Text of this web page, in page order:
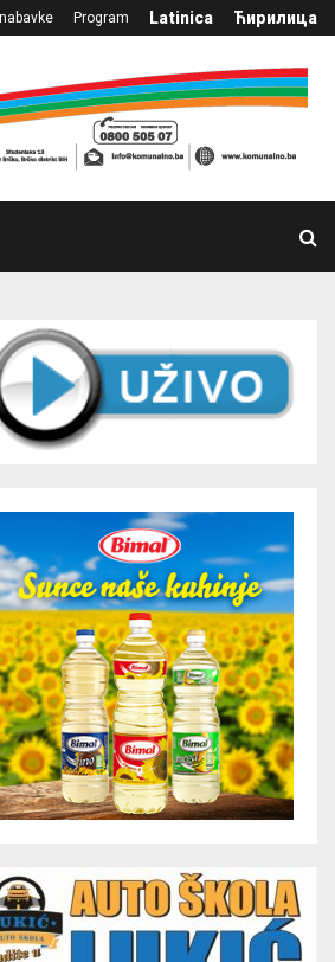
Program Latinica Ћирилица